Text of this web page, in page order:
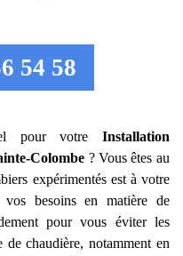
54 58
pour votre Installation
Colombe ? Vous êtes au
expérimentés est à votre
besoins en matière de
pour vous éviter les
de chaudière, notamment en